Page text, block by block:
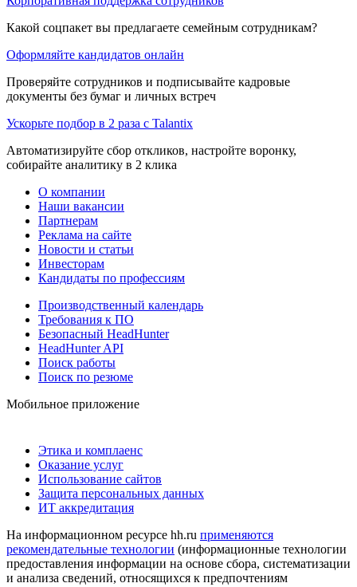
Какой соцпакет вы предлагаете семейным сотрудникам?
Оформляйте кандидатов онлайн
Проверяйте сотрудников и подписывайте кадровые
документы без бумаг и личных встреч
Ускорьте подбор в 2 раза с Talantix
Автоматизируйте сбор откликов, настройте воронку,
собирайте аналитику в 2 клика
О компании
Наши вакансии
Партнерам
Реклама на сайте
Новости и статьи
Инвесторам
Кандидаты по профессиям
Производственный календарь
Требования к ПО
Безопасный HeadHunter
HeadHunter API
Поиск работы
Поиск по резюме
Мобильное приложение
Этика и комплаенс
Оказание услуг
Использование сайтов
Защита персональных данных
ИТ аккредитация
На информационном ресурсе hh.ru применяются
рекомендательные технологии (информационные технологии
предоставления информации на основе сбора, систематизации
и анализа сведений, относящихся к предпочтениям